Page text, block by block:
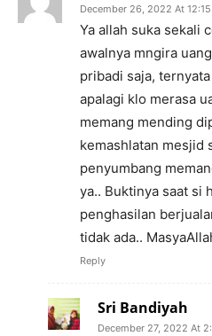
December 26, 2022 At
Ya allah suka sekali
awalnya mngira
pribadi saja,
apalagi klo merasa
memang mending
kemashlatan mesjid
penyumbang
ya.. Buktinya saat si
penghasilan
tidak ada..
Reply
Sri Bandiyah
December 27, 2022 At